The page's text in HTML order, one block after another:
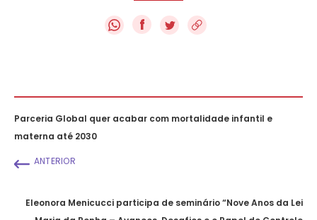
f
Parceria Global quer acabar com mortalidade infantil e
materna até 2030
ANTERIOR
Eleonora Menicucci participa de seminário “Nove Anos da Lei